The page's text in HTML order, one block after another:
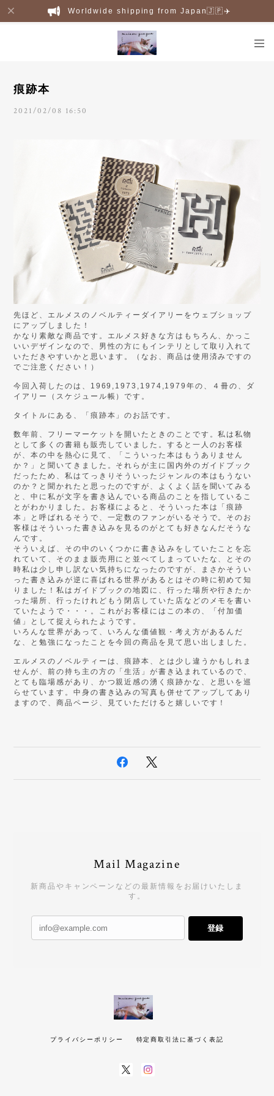
Worldwide shipping from Japan🇯🇵✈️
痕跡本
2021/02/08 16:50
先ほど、エルメスのノベルティーダイアリーをウェブショップ
にアップしました！
かなり素敵な商品です。エルメス好きな方はもちろん、かっこ
いいデザインなので、男性の方にもインテリとして取り入れて
いただきやすいかと思います。（なお、商品は使用済みですの
でご注意ください！）
今回入荷したのは、 1969,1973,1974,1979年の、４冊の、ダ
イアリー（スケジュール帳）です。
タイトルにある、「痕跡本」のお話です。
数年前、フリーマーケットを開いたときのことです。私は私物
として多くの書籍も販売していました。すると一人のお客様
が、本の中を熱心に見て、「こういった本はもうありません
か？」と聞いてきました。それらが主に国内外のガイドブック
だったため、私はてっきりそういったジャンルの本はもうない
のか？と聞かれたと思ったのですが、よくよく話を聞いてみる
と、中に私が文字を書き込んでいる商品のことを指しているこ
とがわかりました。お客様によると、そういった本は「痕跡
本」と呼ばれるそうで、一定数のファンがいるそうで。そのお
客様はそういった書き込みを見るのがとても好きなんだそうな
んです。
そういえば、その中のいくつかに書き込みをしていたことを忘
れていて、そのまま販売用にと並べてしまっていたな、とその
時私は少し申し訳ない気持ちになったのですが、まさかそうい
った書き込みが逆に喜ばれる世界があるとはその時に初めて知
りました！私はガイドブックの地図に、行った場所や行きたか
った場所、行ったけれどもう閉店していた店などのメモを書い
ていたようで・・・。これがお客様にはこの本の、「付加価
値」として捉えられたようです。
いろんな世界があって、いろんな価値観・考え方があるんだ
な、と勉強になったことを今回の商品を見て思い出しました。
エルメスのノベルティーは、痕跡本、とは少し違うかもしれま
せんが、前の持ち主の方の「生活」が書き込まれているので、
とても臨場感があり、かつ親近感の湧く痕跡かな、と思いを巡
らせています。中身の書き込みの写真も併せてアップしてあり
ますので、商品ページ、見ていただけると嬉しいです！
Mail Magazine
新商品やキャンペーンなどの最新情報をお届けいたしま
す。
登録
プライバシーポリシー 特定商取引法に基づく表記